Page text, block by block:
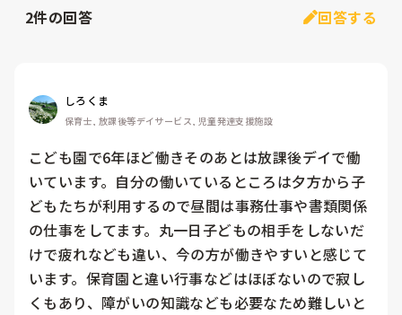
2件の回答 回答する
しろくま
保育士, 放課後等デイサービス, 児童発達支援施設
こども園で6年ほど働きそのあとは放課後デイで働
いています。自分の働いているところは夕方から子
どもたちが利用するので昼間は事務仕事や書類関係
の仕事をしてます。丸一日子どもの相手をしないだ
けで疲れなども違い、今の方が働きやすいと感じて
います。保育園と違い行事などはほぼないので寂し
くもあり、障がいの知識なども必要なため難しいと